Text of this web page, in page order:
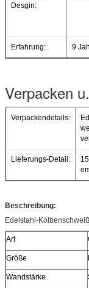
Desgin:
Erfahrung: 9
Verpacken
Verpackendetails:
Lieferungs-Detail:
Beschreibung:
Edelstahl-
Art
Größe
Wandstärke